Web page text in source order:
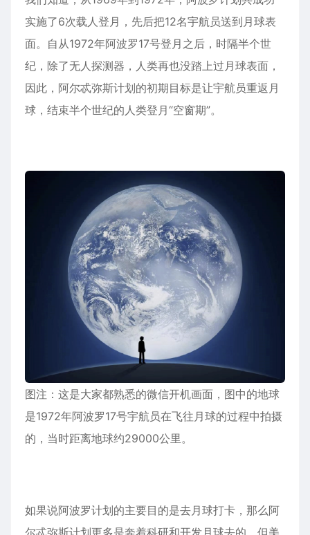
实施了6次载人登月，先后把12名宇航员送到月球表
面。自从1972年阿波罗17号登月之后，时隔半个世
纪，除了无人探测器，人类再也没踏上过月球表面，
因此，阿尔忒弥斯计划的初期目标是让宇航员重返月
球，结束半个世纪的人类登月“空窗期”。
图注：这是大家都熟悉的微信开机画面，图中的地球
是1972年阿波罗17号宇航员在飞往月球的过程中拍摄
的，当时距离地球约29000公里。
如果说阿波罗计划的主要目的是去月球打卡，那么阿
尔忒弥斯计划更多是奔着科研和开发月球去的。但美